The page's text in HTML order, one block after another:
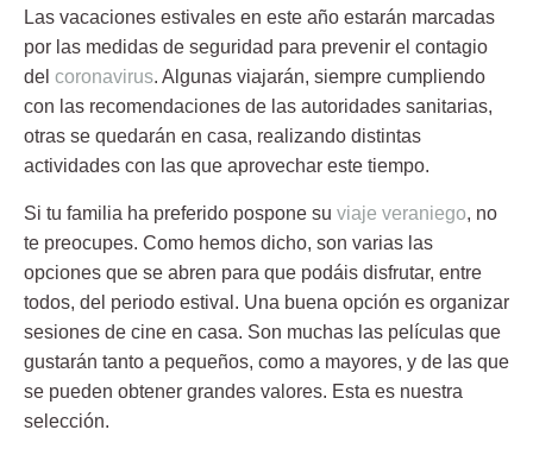
Las vacaciones estivales en este año estarán marcadas
por las medidas de seguridad para prevenir el contagio
del coronavirus. Algunas viajarán, siempre cumpliendo
con las recomendaciones de las autoridades sanitarias,
otras se quedarán en casa, realizando distintas
actividades con las que aprovechar este tiempo.
Si tu familia ha preferido pospone su viaje veraniego, no
te preocupes. Como hemos dicho, son varias las
opciones que se abren para que podáis disfrutar, entre
todos, del periodo estival. Una buena opción es organizar
sesiones de cine en casa. Son muchas las películas que
gustarán tanto a pequeños, como a mayores, y de las que
se pueden obtener grandes valores. Esta es nuestra
selección.